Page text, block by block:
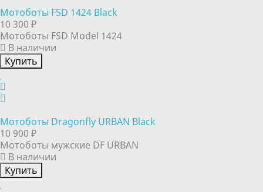
Мотоботы FSD 1424 Black
10 300 ₽
Мотоботы FSD Model 1424
В наличии
Купить
Мотоботы Dragonfly URBAN Black
10 900 ₽
Мотоботы мужские DF URBAN
В наличии
Купить